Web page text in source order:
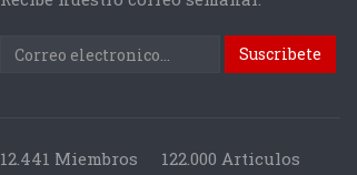
12.441 Miembros 122.000 Articulos